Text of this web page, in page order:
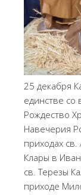
25 декабря
единстве со
Рождество
Навечерия
приходах
Клары в
св. Терезы
приходе